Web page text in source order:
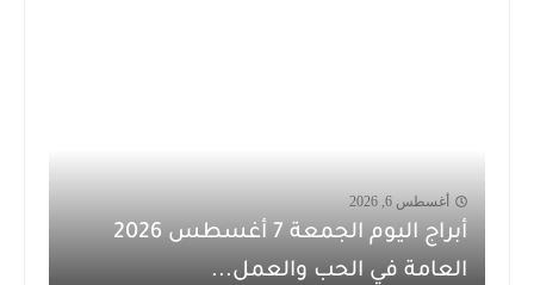
أغسطس 6, 2026
أبراج اليوم الجمعة 7 أغسطس 2026
العامة في الحب والعمل...